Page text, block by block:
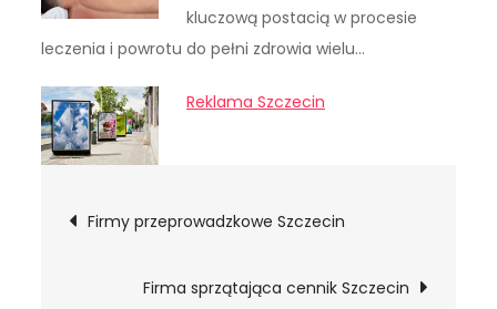
kluczową postacią w procesie
leczenia i powrotu do pełni zdrowia wielu…
Reklama Szczecin
Nawigacja
wpisu
Firmy przeprowadzkowe Szczecin
Firma sprzątająca cennik Szczecin